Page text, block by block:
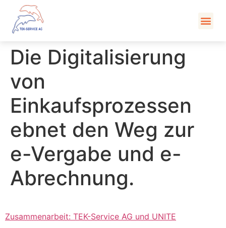
Die Digitalisierung
von
Einkaufsprozessen
ebnet den Weg zur
e-Vergabe und e-
Abrechnung.
Zusammenarbeit: TEK-Service AG und UNITE